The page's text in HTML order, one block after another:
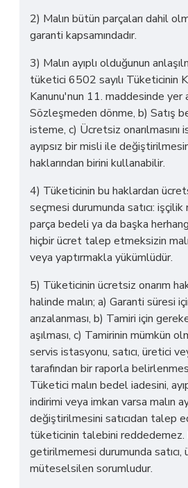
2) Malın bütün parçaları dahil
garanti kapsamındadır.
3) Malın ayıplı olduğunun
tüketici 6502 sayılı Tüketicinin
Kanunu'nun 11. maddesinde yer
Sözleşmeden dönme, b) Satış
isteme, c) Ücretsiz onarılmasını
ayıpsız bir misli ile
haklarından birini kullanabilir.
4) Tüketicinin bu haklardan
seçmesi durumunda satıcı:
parça bedeli ya da başka
hiçbir ücret talep etmeksizin
veya yaptırmakla yükümlüdür.
5) Tüketicinin ücretsiz onarım
halinde malın; a) Garanti süresi
arızalanması, b) Tamiri için
aşılması, c) Tamirinin mümkün
servis istasyonu, satıcı, üretici
tarafından bir raporla
Tüketici malın bedel iadesini,
indirimi veya imkan varsa malın
değiştirilmesini satıcıdan talep
tüketicinin talebini
getirilmemesi durumunda satıcı,
müteselsilen sorumludur.